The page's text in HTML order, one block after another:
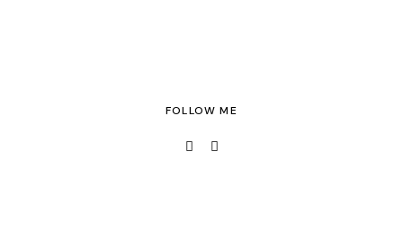
FOLLOW ME